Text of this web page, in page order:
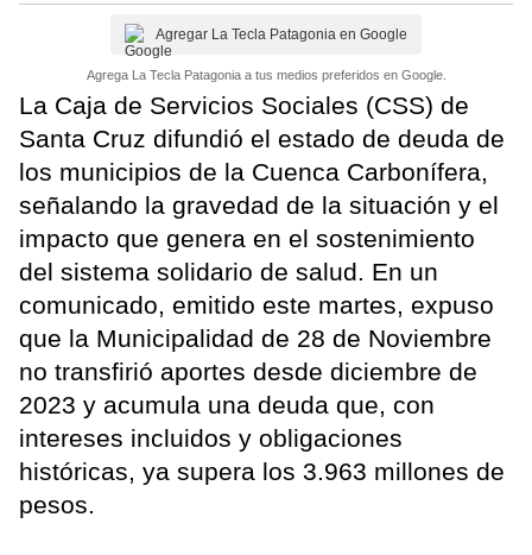
Agregar La Tecla Patagonia en Google
Agrega La Tecla Patagonia a tus medios preferidos en Google.
La Caja de Servicios Sociales (CSS) de
Santa Cruz difundió el estado de deuda de
los municipios de la Cuenca Carbonífera,
señalando la gravedad de la situación y el
impacto que genera en el sostenimiento
del sistema solidario de salud. En un
comunicado, emitido este martes, expuso
que la Municipalidad de 28 de Noviembre
no transfirió aportes desde diciembre de
2023 y acumula una deuda que, con
intereses incluidos y obligaciones
históricas, ya supera los 3.963 millones de
pesos.